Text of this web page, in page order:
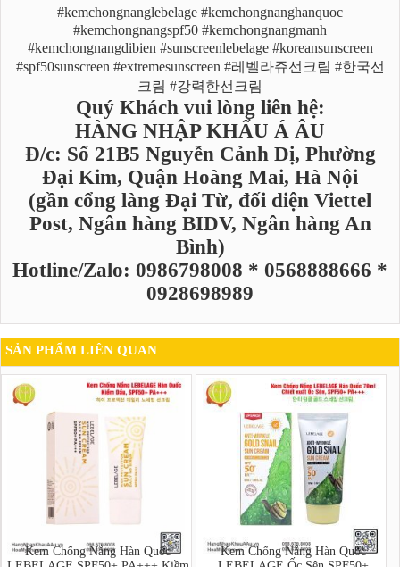
#kemchongnanglebelage #kemchongnanghanquoc
#kemchongnangspf50 #kemchongnangmanh
#kemchongnangdibien #sunscreenlebelage #koreansunscreen
#spf50sunscreen #extremesunscreen #레벨라쥬선크림 #한국선
크림 #강력한선크림
Quý Khách vui lòng liên hệ:
HÀNG NHẬP KHẨU Á ÂU
Đ/c: Số 21B5 Nguyễn Cảnh Dị, Phường
Đại Kim, Quận Hoàng Mai, Hà Nội
(gần cổng làng Đại Từ, đối diện Viettel
Post, Ngân hàng BIDV, Ngân hàng An
Bình)
Hotline/Zalo: 0986798008 * 0568888666 *
0928698989
SẢN PHẨM LIÊN QUAN
Kem Chống Nắng Hàn Quốc
Kem Chống Nắng Hàn Quốc